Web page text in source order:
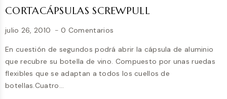
CORTACÁPSULAS SCREWPULL
julio 26, 2010 0 Comentarios
En cuestión de segundos podrá abrir la cápsula de aluminio
que recubre su botella de vino. Compuesto por unas ruedas
flexibles que se adaptan a todos los cuellos de
botellas.Cuatro…